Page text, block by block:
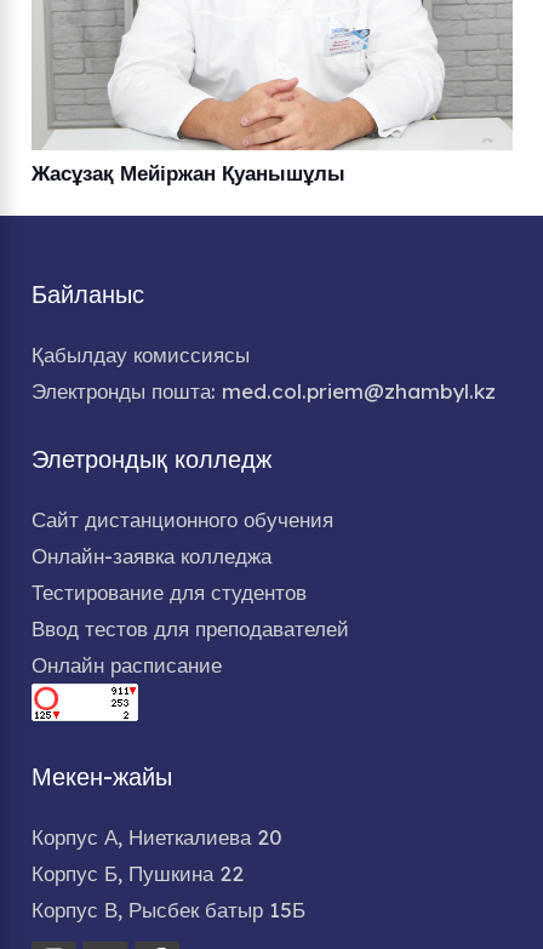
Жасұзақ Мейіржан Қуанышұлы
Байланыс
Қабылдау комиссиясы
Электронды пошта: med.col.priem@zhambyl.kz
Элетрондық колледж
Сайт дистанционного обучения
Онлайн-заявка колледжа
Тестирование для студентов
Ввод тестов для преподавателей
Онлайн расписание
Мекен-жайы
Корпус А, Ниеткалиева 20
Корпус Б, Пушкина 22
Корпус В, Рысбек батыр 15Б